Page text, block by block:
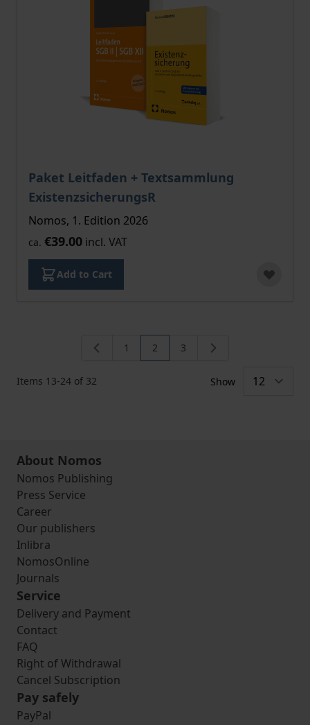
Paket Leitfaden + Textsammlung
ExistenzsicherungsR
Nomos, 1. Edition 2026
ca. €39.00 incl. VAT
Add to Cart
Items 13-24 of 32
Page
1 You're currently reading page
2 Page
3
Show
About Nomos
Nomos Publishing
Press Service
Career
Our publishers
Inlibra
NomosOnline
Journals
Service
Delivery and Payment
Contact
FAQ
Right of Withdrawal
Cancel Subscription
Pay safely
PayPal